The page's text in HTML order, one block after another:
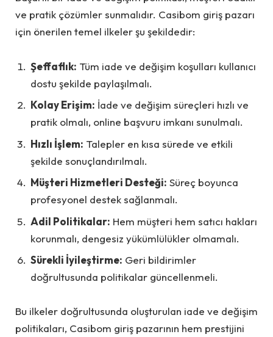
ve pratik çözümler sunmalıdır. Casibom giriş pazarı
için önerilen temel ilkeler şu şekildedir:
Şeffaflık: Tüm iade ve değişim koşulları kullanıcı
dostu şekilde paylaşılmalı.
Kolay Erişim: İade ve değişim süreçleri hızlı ve
pratik olmalı, online başvuru imkanı sunulmalı.
Hızlı İşlem: Talepler en kısa sürede ve etkili
şekilde sonuçlandırılmalı.
Müşteri Hizmetleri Desteği: Süreç boyunca
profesyonel destek sağlanmalı.
Adil Politikalar: Hem müşteri hem satıcı hakları
korunmalı, dengesiz yükümlülükler olmamalı.
Sürekli İyileştirme: Geri bildirimler
doğrultusunda politikalar güncellenmeli.
Bu ilkeler doğrultusunda oluşturulan iade ve değişim
politikaları, Casibom giriş pazarının hem prestijini